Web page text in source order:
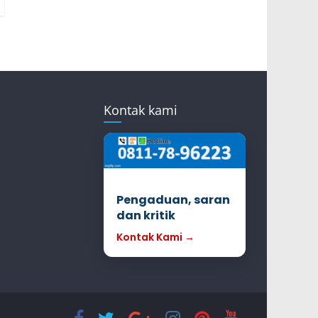
Kontak kami
Pengaduan, saran
dan kritik
Kontak Kami →